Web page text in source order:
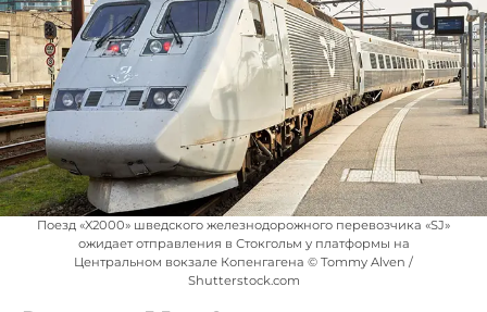
Поезд «X2000» шведского железнодорожного перевозчика «SJ»
ожидает отправления в Стокгольм у платформы на
Центральном вокзале Копенгагена © Tommy Alven /
Shutterstock.com